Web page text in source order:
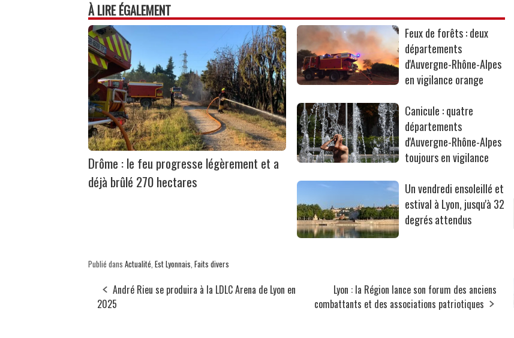
À LIRE ÉGALEMENT
Drôme : le feu progresse légèrement et a
déjà brûlé 270 hectares
Feux de forêts : deux
départements
d'Auvergne-Rhône-Alpes
en vigilance orange
Canicule : quatre
départements
d'Auvergne-Rhône-Alpes
toujours en vigilance
Un vendredi ensoleillé et
estival à Lyon, jusqu'à 32
degrés attendus
Publié dans Actualité Est Lyonnais Faits divers
André Rieu se produira à la LDLC Arena de Lyon en
2025
Lyon : la Région lance son forum des anciens
combattants et des associations patriotiques